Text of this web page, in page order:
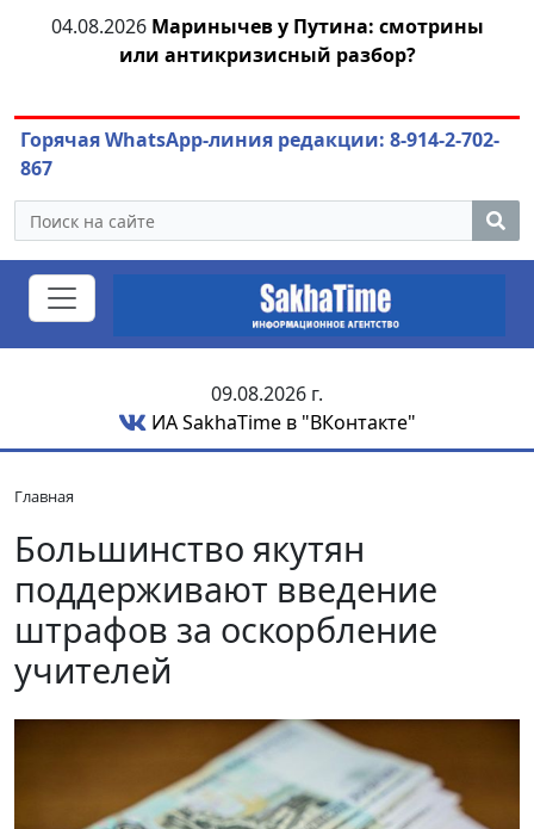
04.08.2026 Маринычев у Путина: смотрины
или антикризисный разбор?
Горячая WhatsApp-линия редакции: 8-914-2-702-
867
09.08.2026 г.
ИА SakhaTime в "ВКонтакте"
Главная
Большинство якутян
поддерживают введение
штрафов за оскорбление
учителей